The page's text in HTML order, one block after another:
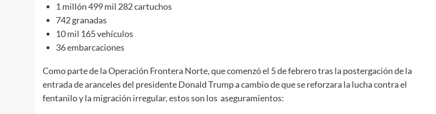
1 millón 499 mil 282 cartuchos
742 granadas
10 mil 165 vehículos
36 embarcaciones
Como parte de la Operación Frontera Norte, que comenzó el 5 de febrero tras la postergación de la
entrada de aranceles del presidente Donald Trump a cambio de que se reforzara la lucha contra el
fentanilo y la migración irregular, estos son los aseguramientos: